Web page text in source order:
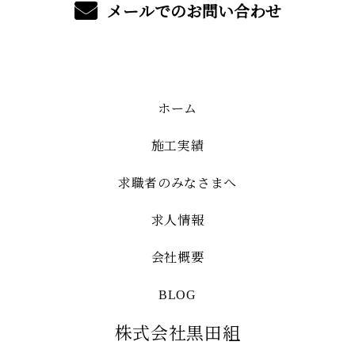
メールでのお問い合わせ
ホーム
施工実績
求職者のみなさまへ
求人情報
会社概要
BLOG
株式会社黒田組